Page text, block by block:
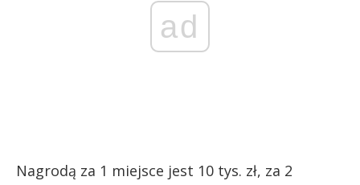
ad
Nagrodą za 1 miejsce jest 10 tys. zł, za 2